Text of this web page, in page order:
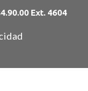
Ext. 4604